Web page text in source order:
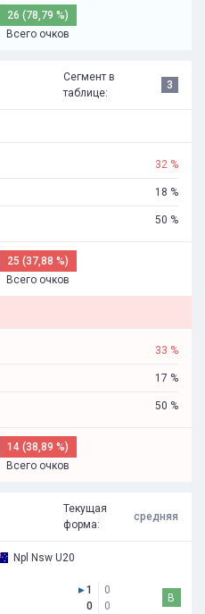
26 (78,79 %)
Всего очков
Сегмент в
таблице:
3
32 %
18 %
50 %
25 (37,88 %)
Всего очков
33 %
17 %
50 %
14 (38,89 %)
Всего очков
Текущая
форма:
средняя
Npl Nsw U20
▸1
0
0
0
В